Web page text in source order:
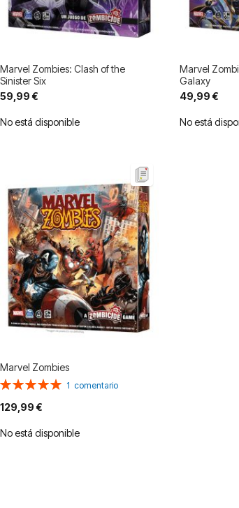
Marvel Zombies: Clash of the
Sinister Six
59,99 €
No está disponible
Marvel
Galaxy
49,99 €
No está
Marvel Zombies
Valoración:
1 comentario
129,99 €
No está disponible